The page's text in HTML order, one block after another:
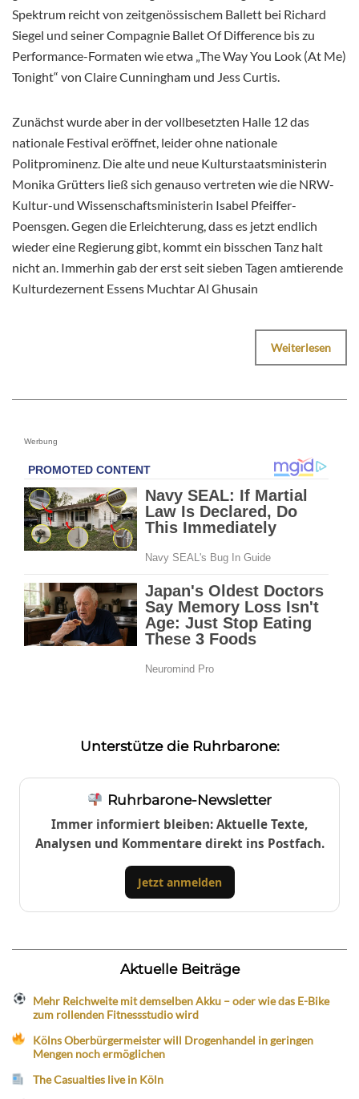
Spektrum reicht von zeitgenössischem Ballett bei Richard
Siegel und seiner Compagnie Ballet Of Difference bis zu
Performance-Formaten wie etwa „The Way You Look (At Me)
Tonight“ von Claire Cunningham und Jess Curtis.
Zunächst wurde aber in der vollbesetzten Halle 12 das
nationale Festival eröffnet, leider ohne nationale
Politprominenz. Die alte und neue Kulturstaatsministerin
Monika Grütters ließ sich genauso vertreten wie die NRW-
Kultur-und Wissenschaftsministerin Isabel Pfeiffer-
Poensgen. Gegen die Erleichterung, dass es jetzt endlich
wieder eine Regierung gibt, kommt ein bisschen Tanz halt
nicht an. Immerhin gab der erst seit sieben Tagen amtierende
Kulturdezernent Essens Muchtar Al Ghusain
Weiterlesen
Werbung
Unterstütze die Ruhrbarone:
Ruhrbarone-Newsletter
Immer informiert bleiben: Aktuelle Texte,
Analysen und Kommentare direkt ins Postfach.
Jetzt anmelden
Aktuelle Beiträge
Mehr Reichweite mit demselben Akku – oder wie das E-Bike
zum rollenden Fitnessstudio wird
Kölns Oberbürgermeister will Drogenhandel in geringen
Mengen noch ermöglichen
The Casualties live in Köln